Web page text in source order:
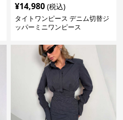
¥14,980 (税込)
タイトワンピース デニム切替ジ
ッパーミニワンピース